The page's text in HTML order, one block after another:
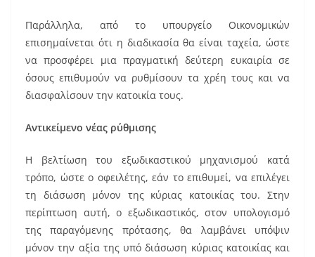
Παράλληλα, από το υπουργείο Οικονομικών
επισημαίνεται ότι η διαδικασία θα είναι ταχεία, ώστε
να προσφέρει μια πραγματική δεύτερη ευκαιρία σε
όσους επιθυμούν να ρυθμίσουν τα χρέη τους και να
διασφαλίσουν την κατοικία τους.
Αντικείμενο νέας ρύθμισης
Η βελτίωση του εξωδικαστικού μηχανισμού κατά
τρόπο, ώστε ο οφειλέτης, εάν το επιθυμεί, να επιλέγει
τη διάσωση μόνον της κύριας κατοικίας του. Στην
περίπτωση αυτή, ο εξωδικαστικός, στον υπολογισμό
της παραγόμενης πρότασης, θα λαμβάνει υπόψιν
μόνον την αξία της υπό διάσωση κύριας κατοικίας και